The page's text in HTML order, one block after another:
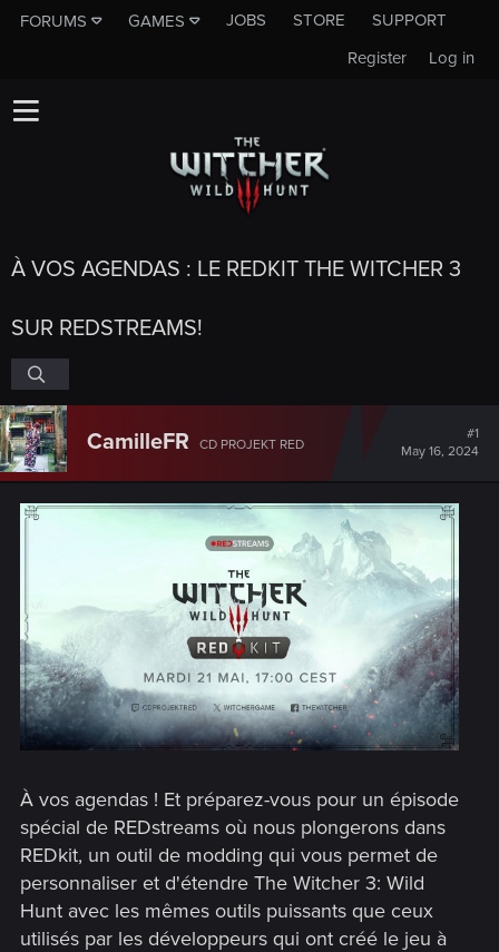
FORUMS GAMES JOBS STORE
SUPPORT
Log in
Register
À VOS AGENDAS : LE REDKIT THE WITCHER 3
SUR REDSTREAMS!
CamilleFR CD PROJEKT RED
#1
May 16, 2024
À vos agendas ! Et préparez-vous pour un épisode
spécial de REDstreams où nous plongerons dans
REDkit, un outil de modding qui vous permet de
personnaliser et d'étendre The Witcher 3: Wild
Hunt avec les mêmes outils puissants que ceux
utilisés par les développeurs qui ont créé le jeu à